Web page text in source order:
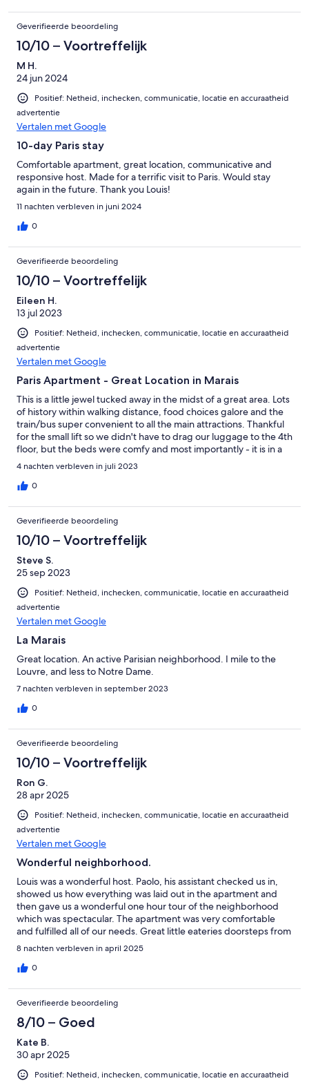
Geverifieerde beoordeling
10/10 – Voortreffelijk
M H.
24 jun 2024
Positief: Netheid, inchecken, communicatie, locatie en accuraatheid
advertentie
Vertalen met Google
10-day Paris stay
Comfortable apartment, great location, communicative and
responsive host. Made for a terrific visit to Paris. Would stay
again in the future. Thank you Louis!
11 nachten verbleven in juni 2024
0
Geverifieerde beoordeling
10/10 – Voortreffelijk
Eileen H.
13 jul 2023
Positief: Netheid, inchecken, communicatie, locatie en accuraatheid
advertentie
Vertalen met Google
Paris Apartment - Great Location in Marais
This is a little jewel tucked away in the midst of a great area. Lots
of history within walking distance, food choices galore and the
train/bus super convenient to all the main attractions. Thankful
for the small lift so we didn't have to drag our luggage to the 4th
floor, but the beds were comfy and most importantly - it is in a
prime location!
4 nachten verbleven in juli 2023
0
Geverifieerde beoordeling
10/10 – Voortreffelijk
Steve S.
25 sep 2023
Positief: Netheid, inchecken, communicatie, locatie en accuraatheid
advertentie
Vertalen met Google
La Marais
Great location. An active Parisian neighborhood. I mile to the
Louvre, and less to Notre Dame.
7 nachten verbleven in september 2023
0
Geverifieerde beoordeling
10/10 – Voortreffelijk
Ron G.
28 apr 2025
Positief: Netheid, inchecken, communicatie, locatie en accuraatheid
advertentie
Vertalen met Google
Wonderful neighborhood.
Louis was a wonderful host. Paolo, his assistant checked us in,
showed us how everything was laid out in the apartment and
then gave us a wonderful one hour tour of the neighborhood
which was spectacular. The apartment was very comfortable
and fulfilled all of our needs. Great little eateries doorsteps from
our apartment. We were also very centrally located for easy
access for our one week. Stay in Paris.
8 nachten verbleven in april 2025
0
Geverifieerde beoordeling
8/10 – Goed
Kate B.
30 apr 2025
Positief: Netheid, inchecken, communicatie, locatie en accuraatheid